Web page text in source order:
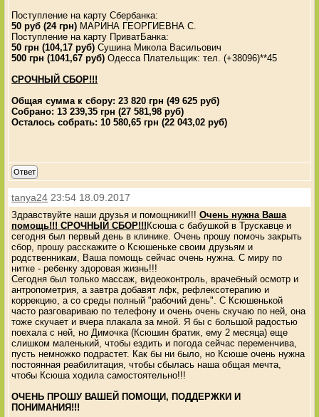
Поступление на карту Сбербанка:
50 руб (24 грн) МАРИНА ГЕОРГИЕВНА С.
Поступление на карту ПриватБанка:
50 грн (104,17 руб) Сушина Микола Васильович
500 грн (1041,67 руб) Одесса Плательщик: тел. (+38096)**45
СРОЧНЫЙ СБОР!!!
Общая сумма к сбору: 23 820 грн (49 625 руб)
Собрано: 13 239,35 грн (27 581,98 руб)
Осталось собрать: 10 580,65 грн (22 043,02 руб)
Ответ
tanya24 23:54 18.09.2017
Здравствуйте наши друзья и помощники!!!Очень нужна Ваша
помощь!!! СРОЧНЫЙ СБОР!!!Ксюша с бабушкой в Трускавце и
сегодня был первый день в клинике. Очень прошу помочь закрыть
сбор, прошу расскажите о Ксюшеньке своим друзьям и
родственникам, Ваша помощь сейчас очень нужна. С миру по
нитке - ребенку здоровая жизнь!!!
Сегодня был только массаж, видеоконтроль, врачебный осмотр и
антропометрия, а завтра добавят лфк, рефлексотерапию и
коррекцию, а со среды полный "рабочий день". С Ксюшенькой
часто разговариваю по телефону и очень очень скучаю по ней, она
тоже скучает и вчера плакала за мной. Я бы с большой радостью
поехала с ней, но Димочка (Ксюшин братик, ему 2 месяца) еще
слишком маленький, чтобы ездить и погода сейчас переменчива,
пусть немножко подрастет. Как бы ни было, но Ксюше очень нужна
постоянная реабилитация, чтобы сбылась наша общая мечта,
чтобы Ксюша ходила самостоятельно!!!
ОЧЕНЬ ПРОШУ ВАШЕЙ ПОМОЩИ, ПОДДЕРЖКИ И
ПОНИМАНИЯ!!!